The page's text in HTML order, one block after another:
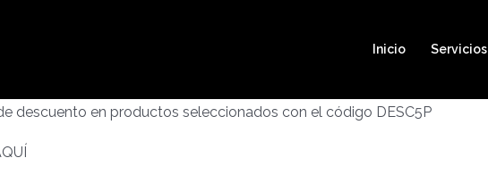
Inicio Servicios
descuento en productos seleccionados con el código DESC5P